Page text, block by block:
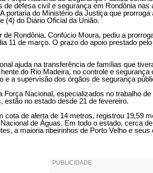
de defesa civil e segurança em Rondônia nas
portaria do Ministério da Justiça que
(4) do Diário Oficial da União.
de Rondônia, Confúcio Moura, pediu a
11 de março. O prazo do apoio prestado
ajuda na transferência de famílias que
do Rio Madeira, no controle e segurança
e a supervisão dos órgãos de segurança
Força Nacional, especializados no trabalho
estão no estado desde 21 de fevereiro.
cota de alerta de 14 metros, registrou 19,59
de Águas. Em todo o estado, cerca
a maioria ribeirinhos de Porto Velho e seus